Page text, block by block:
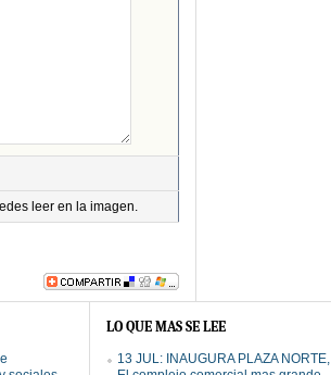
leer en la imagen.
LO QUE MAS SE LEE
13 JUL: INAUGURA PLAZA NORTE,